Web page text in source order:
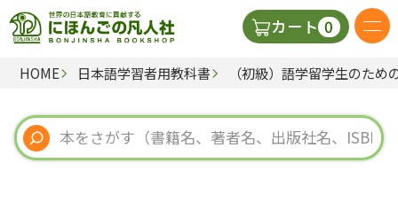
カート 0
日本語の教科書
視聴覚・補助教材
HOME 日本語学習者用教科書 （初級）語学留学生のた